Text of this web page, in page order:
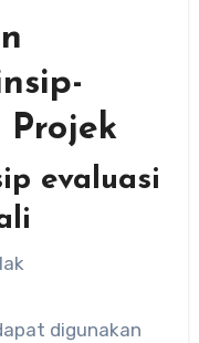
Projek
evaluasi
digunakan